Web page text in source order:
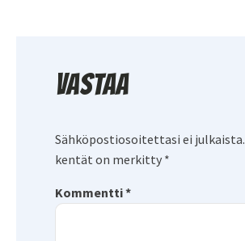
Vastaa
Sähköpostiosoitettasi ei julkaista.
kentät on merkitty *
Kommentti*